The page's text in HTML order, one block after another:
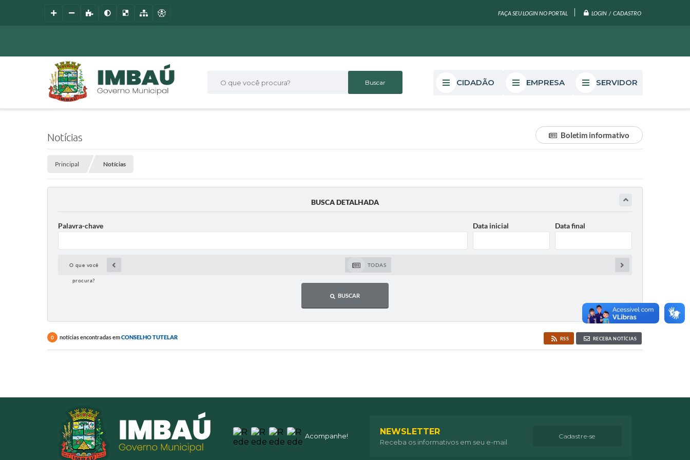
FAÇA SEU LOGIN NO PORTAL LOGIN / CADASTRO
O que você procura? CIDADÃO EMPRESA SERVIDOR
Notícias Boletim informativo
Principal Notícias
BUSCA DETALHADA
Palavra-chave Data inicial Data final
O que você
procura?
TODAS
BUSCAR
0 notícias encontradas emCONSELHO TUTELAR RSS RECEBA NOTÍCIAS
Acompanhe! NEWSLETTER
Receba os informativos em seu e-mail
Cadastre-se